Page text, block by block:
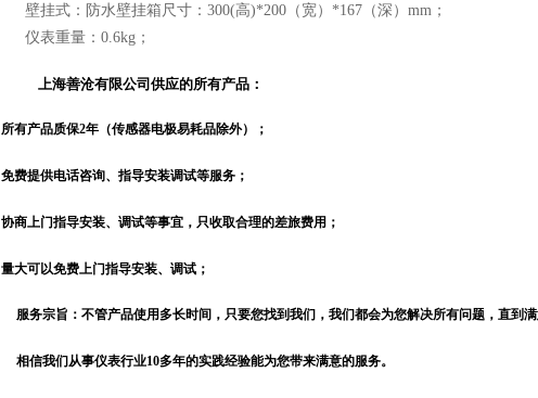
壁挂式：防水壁挂箱尺寸：300(高)*200（宽）*167（深）mm；
仪表重量：0.6kg；
上海善沧有限公司供应的所有产品：
所有产品质保2年 （传感器电极易耗品除外） ；
免费提供电话咨询、指导安装调试等服务；
协商上门指导安装、调试等事宜，只收取合理的差旅费用；
量大可以免费上门指导安装、调试；
服务宗旨：不管产品使用多长时间，只要您找到我们，我们都会为您解决所有问题，直到满
相信我们从事仪表行业10多年的实践经验能为您带来满意的服务。